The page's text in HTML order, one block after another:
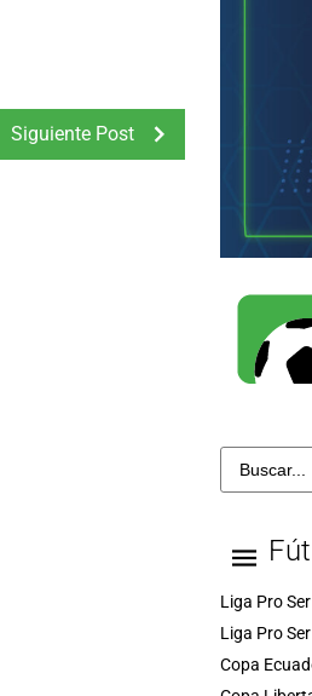
Siguiente Post
Liga Pro
Liga Pro
Copa